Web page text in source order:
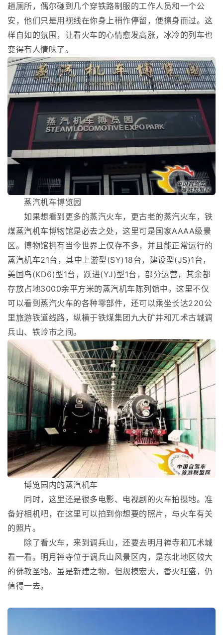
趟厕所，偶尔碰到几个穿铁路制服的工作人员和一个公
安，他们只是用视线在你身上稍作停留，便擦身而过。这
样自如的氛围，让看火车的心情愈发高涨，冰冷的列车也
变得有人情味了。
蒸汽机车博览园
如果想看到更多的蒸汽火车，更古老的蒸汽火车，铁
煤蒸汽机车博物馆是必去之处，这里可是国家AAAA级景
区。博物馆拥有当今世界上仅存不多，并且能正常运行的
蒸汽机车21台，其中上游型(SY)18台，建设型(JS)1台，
美国鸟(KD6)型1台，跃进(YJ)型1台，部分运营，其余都
存放占地3000余平方米的蒸汽机车陈列馆中。这里不仅
可以看到蒸汽火车的各种零部件，还可以乘坐长达220公
里旅游铁道线路，纵横于铁煤集团九大矿井和兀术古城调
兵山、铁岭市之间。
博览园内的蒸汽机车
同时，这里还是很多电影、电视剧的火车拍摄地。准
备好相机吧，在这里可以拍到你想要的照片，与火车有关
的照片。
除了看火车，来到调兵山，还要去明月禅寺和兀术城
看一看。明月禅寺位于调兵山风景区内，是东北地区较大
的佛教圣地。虽是新建之物，但规模宏大，香火旺盛，仍
值得一去。